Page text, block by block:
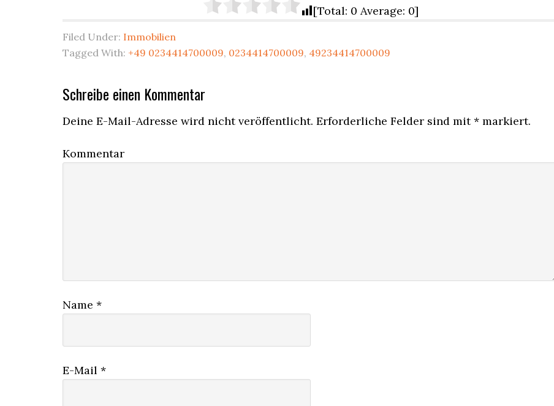
[Total: 0 Average: 0]
Filed Under: Immobilien
Tagged With: +49 0234414700009, 0234414700009, 49234414700009
Reader
Interactions
Schreibe einen Kommentar
Deine E-Mail-Adresse wird nicht veröffentlicht. Erforderliche Felder sind mit* markiert.
Kommentar
Name *
E-Mail *